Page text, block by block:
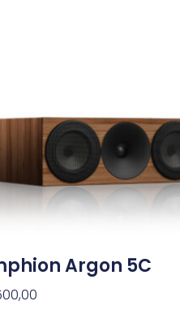
Argon 5C
Deze
optie
kan
gekozen
worden
productpagina